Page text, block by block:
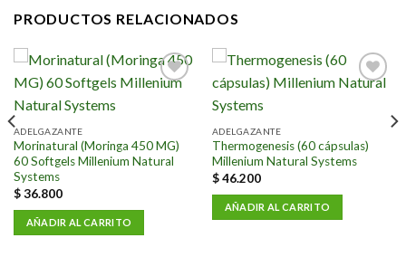
PRODUCTOS RELACIONADOS
ADELGAZANTE
Morinatural (Moringa 450 MG)
60 Softgels Millenium Natural
Systems
$36.800
AÑADIR AL CARRITO
ADELGAZANTE
Thermogenesis (60 cápsulas)
Millenium Natural Systems
$46.200
AÑADIR AL CARRITO